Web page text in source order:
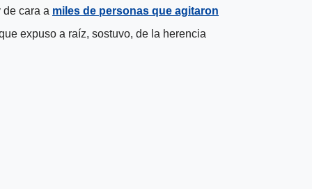
cara a miles de personas que agitaron
expuso a raíz, sostuvo, de la herencia